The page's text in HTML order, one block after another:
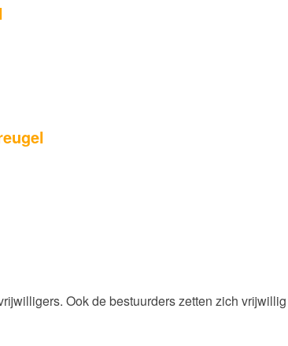
Ook de bestuurders zetten zich